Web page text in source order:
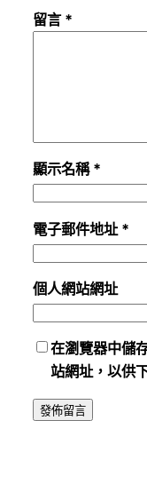
留言 *
顯示名稱 *
電子郵件地址 *
個人網站網址
在瀏覽器中儲
站網址，以供